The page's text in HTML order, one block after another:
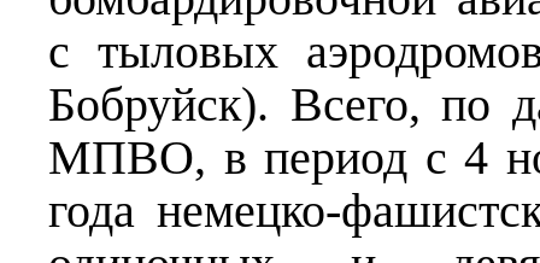
с тыловых
Бобруйск). Всего, по
МПВО, в период с 4
года немецко-